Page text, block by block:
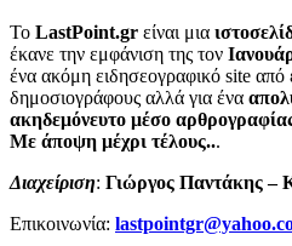
To LastPoint.gr είναι μια
έκανε την εμφάνιση της τον
ένα ακόμη ειδησεογραφικό site από
δημοσιογράφους αλλά για ένα
ακηδεμόνευτο μέσο
Με άποψη μέχρι τέλους...
Διαχείριση: Γιώργος Παντάκης –
Επικοινωνία: